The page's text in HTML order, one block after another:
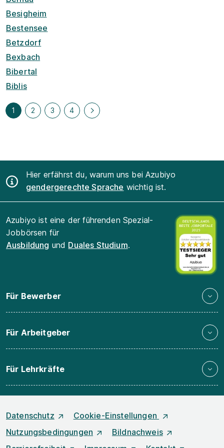
Besigheim
Bestensee
Betzdorf
Bexbach
Bibertal
Biblis
1 2 3 4
Hier erfährst du, warum uns bei Azubiyo
gendergerechte Sprache wichtig ist.
Azubiyo ist eine der führenden Spezial-
Jobbörsen für
Ausbildung und Duales Studium.
Für Bewerber
Für Arbeitgeber
Für Lehrkräfte
Datenschutz
Cookie-Einstellungen
Nutzungsbedingungen
Bildnachweis